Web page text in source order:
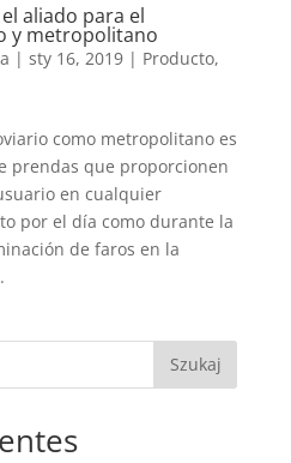
aliado para el
y metropolitano
| sty 16, 2019| Producto,
como metropolitano es
prendas que proporcionen
en cualquier
por el día como durante la
de faros en la
Szukaj